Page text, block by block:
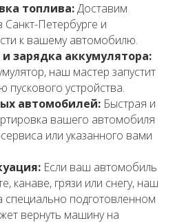
топлива:Доставим
Петербурге и
к вашему автомобилю.
зарядка аккумулятора:
наш мастер запустит
устройства.
автомобилей: Быстрая и
вашего автомобиля
или указанного вами
Если ваш автомобиль
канаве, грязи или снегу, наш
специально подготовленном
вернуть машину на